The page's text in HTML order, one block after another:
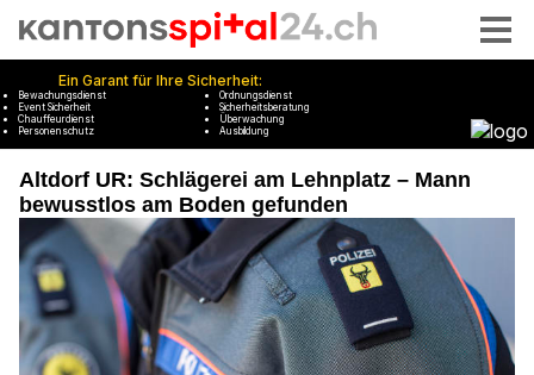
Altdorf UR: Schlägerei am Lehnplatz – Mann
bewusstlos am Boden gefunden